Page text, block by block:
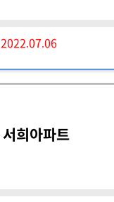
2022.07.06
희아파트